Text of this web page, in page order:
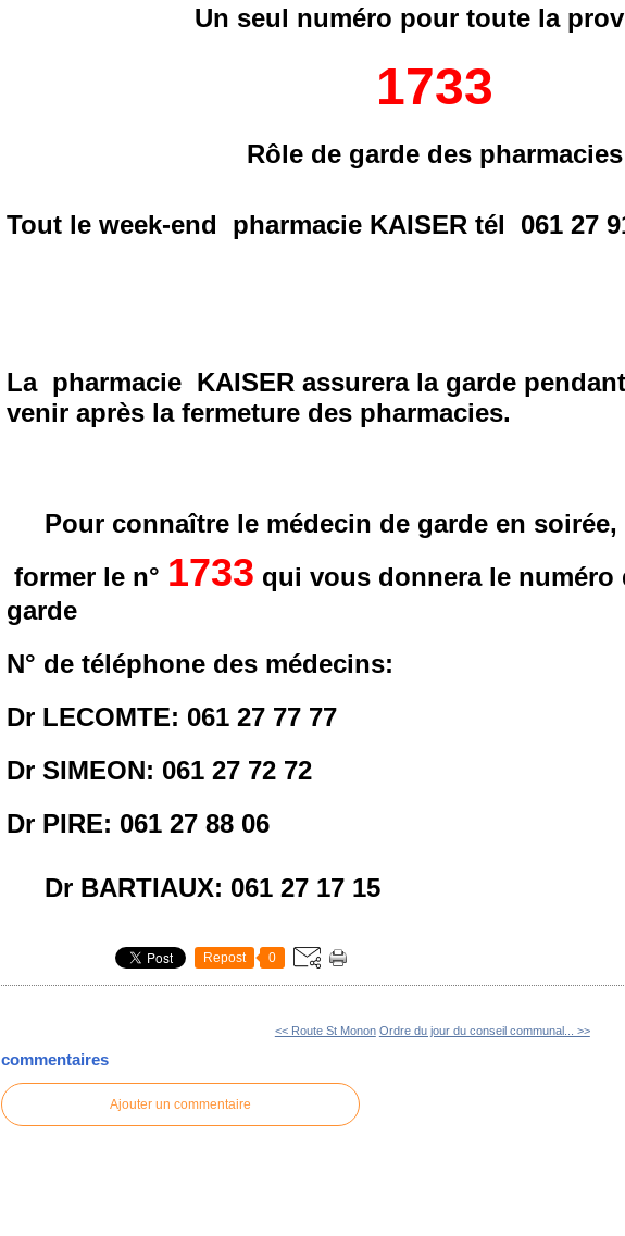
Un seul numéro pour toute la
1733
Rôle de garde des pharmacies
Tout le week-end pharmacie KAISERtél 061 27
La pharmacie KAISER assurera la garde
venir après la fermeture des pharmacies.
Pour connaître le médecin de garde en soirée,
former le n° 1733 qui vous donnera le
garde
N° de téléphone des médecins:
Dr LECOMTE: 061 27 77 77
Dr SIMEON: 061 27 72 72
Dr PIRE: 061 27 88 06
Dr BARTIAUX: 061 27 17 15
Repost 0
<< Route St Monon Ordre du jour du conseil communal... >>
commentaires
Ajouter un commentaire